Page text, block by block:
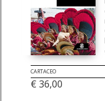
CARTACEO
€ 36,00